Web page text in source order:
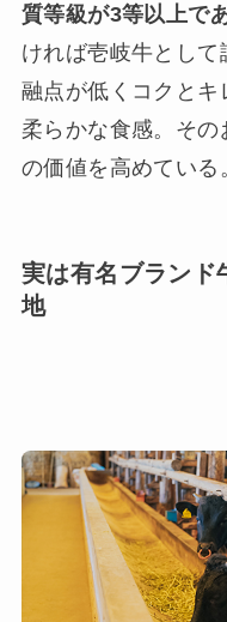
質等級が3等以上で
ければ壱岐牛とし
融点が低くコクとキ
柔らかな食感。そ
の価値を高めている
実は有名ブランド
地